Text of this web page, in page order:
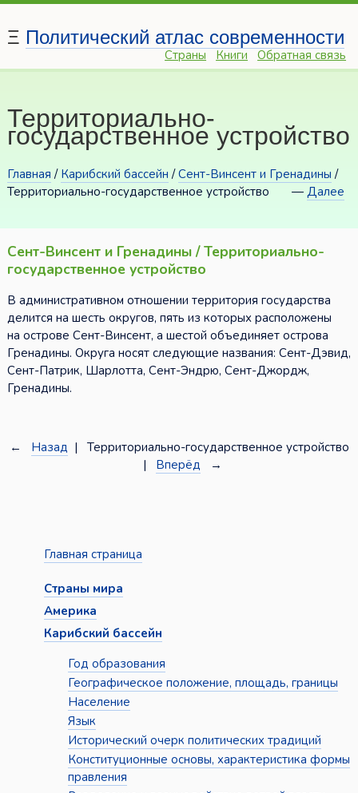
Ξ Политический атлас современности
Страны Книги Обратная связь
Территориально-
государственное устройство
Главная / Карибский бассейн /Сент-Винсент и Гренадины /
Территориально-государственное устройство
—Далее
Сент-Винсент и Гренадины / Территориально-
государственное устройство
В административном отношении территория государства
делится на шесть округов, пять из которых расположены
на острове Сент-Винсент, а шестой объединяет острова
Гренадины. Округа носят следующие названия: Сент-Дэвид,
Сент-Патрик, Шарлотта, Сент-Эндрю, Сент-Джордж,
Гренадины.
← Назад | Территориально-государственное устройство
| Вперёд →
Главная страница
Страны мира
Америка
Карибский бассейн
Год образования
Географическое положение, площадь, границы
Население
Язык
Исторический очерк политических традиций
Конституционные основы, характеристика формы
правления